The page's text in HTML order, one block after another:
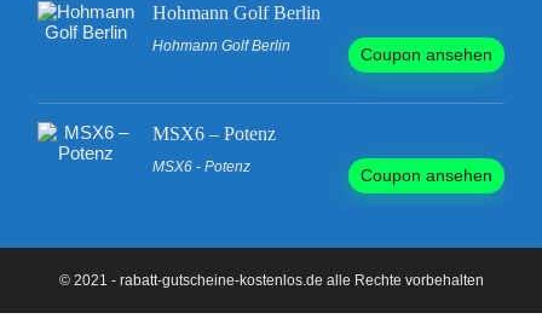
Hohmann Golf Berlin
Hohmann Golf Berlin Coupon ansehen
MSX6 – Potenz
MSX6 - Potenz Coupon ansehen
© 2021 - rabatt-gutscheine-kostenlos.de alle Rechte vorbehalten